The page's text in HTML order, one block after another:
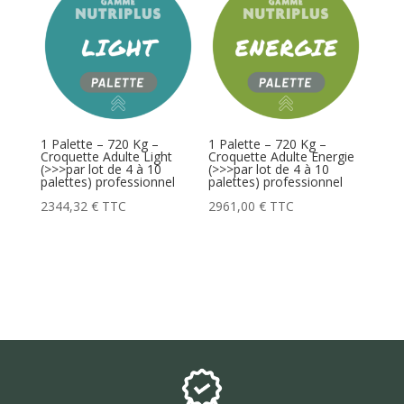
1 Palette – 720 Kg –
Croquette Adulte Light
(>>>par lot de 4 à 10
palettes) professionnel
2344,32 € TTC
1 Palette – 720 Kg –
Croquette Adulte Energie
(>>>par lot de 4 à 10
palettes) professionnel
2961,00€ TTC